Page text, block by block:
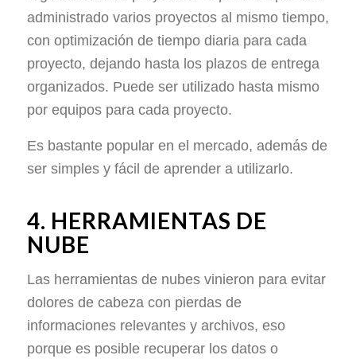
administrado varios proyectos al mismo tiempo,
con optimización de tiempo diaria para cada
proyecto, dejando hasta los plazos de entrega
organizados. Puede ser utilizado hasta mismo
por equipos para cada proyecto.
Es bastante popular en el mercado, además de
ser simples y fácil de aprender a utilizarlo.
4. HERRAMIENTAS DE
NUBE
Las herramientas de nubes vinieron para evitar
dolores de cabeza con pierdas de
informaciones relevantes y archivos, eso
porque es posible recuperar los datos o